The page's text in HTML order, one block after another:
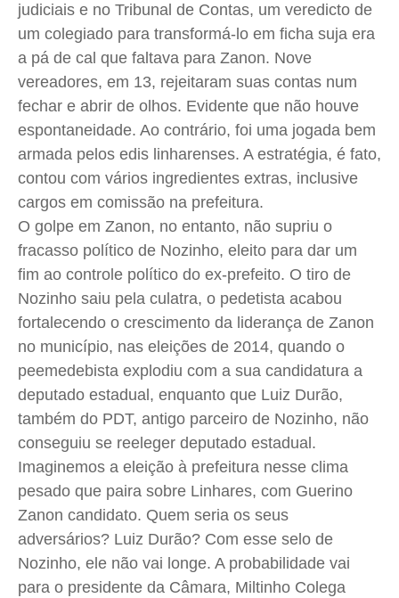
judiciais e no Tribunal de Contas, um veredicto de
um colegiado para transformá-lo em ficha suja era
a pá de cal que faltava para Zanon. Nove
vereadores, em 13, rejeitaram suas contas num
fechar e abrir de olhos. Evidente que não houve
espontaneidade. Ao contrário, foi uma jogada bem
armada pelos edis linharenses. A estratégia, é fato,
contou com vários ingredientes extras, inclusive
cargos em comissão na prefeitura.
O golpe em Zanon, no entanto, não supriu o
fracasso político de Nozinho, eleito para dar um
fim ao controle político do ex-prefeito. O tiro de
Nozinho saiu pela culatra, o pedetista acabou
fortalecendo o crescimento da liderança de Zanon
no município, nas eleições de 2014, quando o
peemedebista explodiu com a sua candidatura a
deputado estadual, enquanto que Luiz Durão,
também do PDT, antigo parceiro de Nozinho, não
conseguiu se reeleger deputado estadual.
Imaginemos a eleição à prefeitura nesse clima
pesado que paira sobre Linhares, com Guerino
Zanon candidato. Quem seria os seus
adversários? Luiz Durão? Com esse selo de
Nozinho, ele não vai longe. A probabilidade vai
para o presidente da Câmara, Miltinho Colega